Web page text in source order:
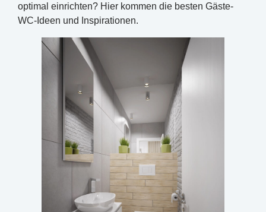
optimal einrichten? Hier kommen die besten Gäste-
WC-Ideen und Inspirationen.